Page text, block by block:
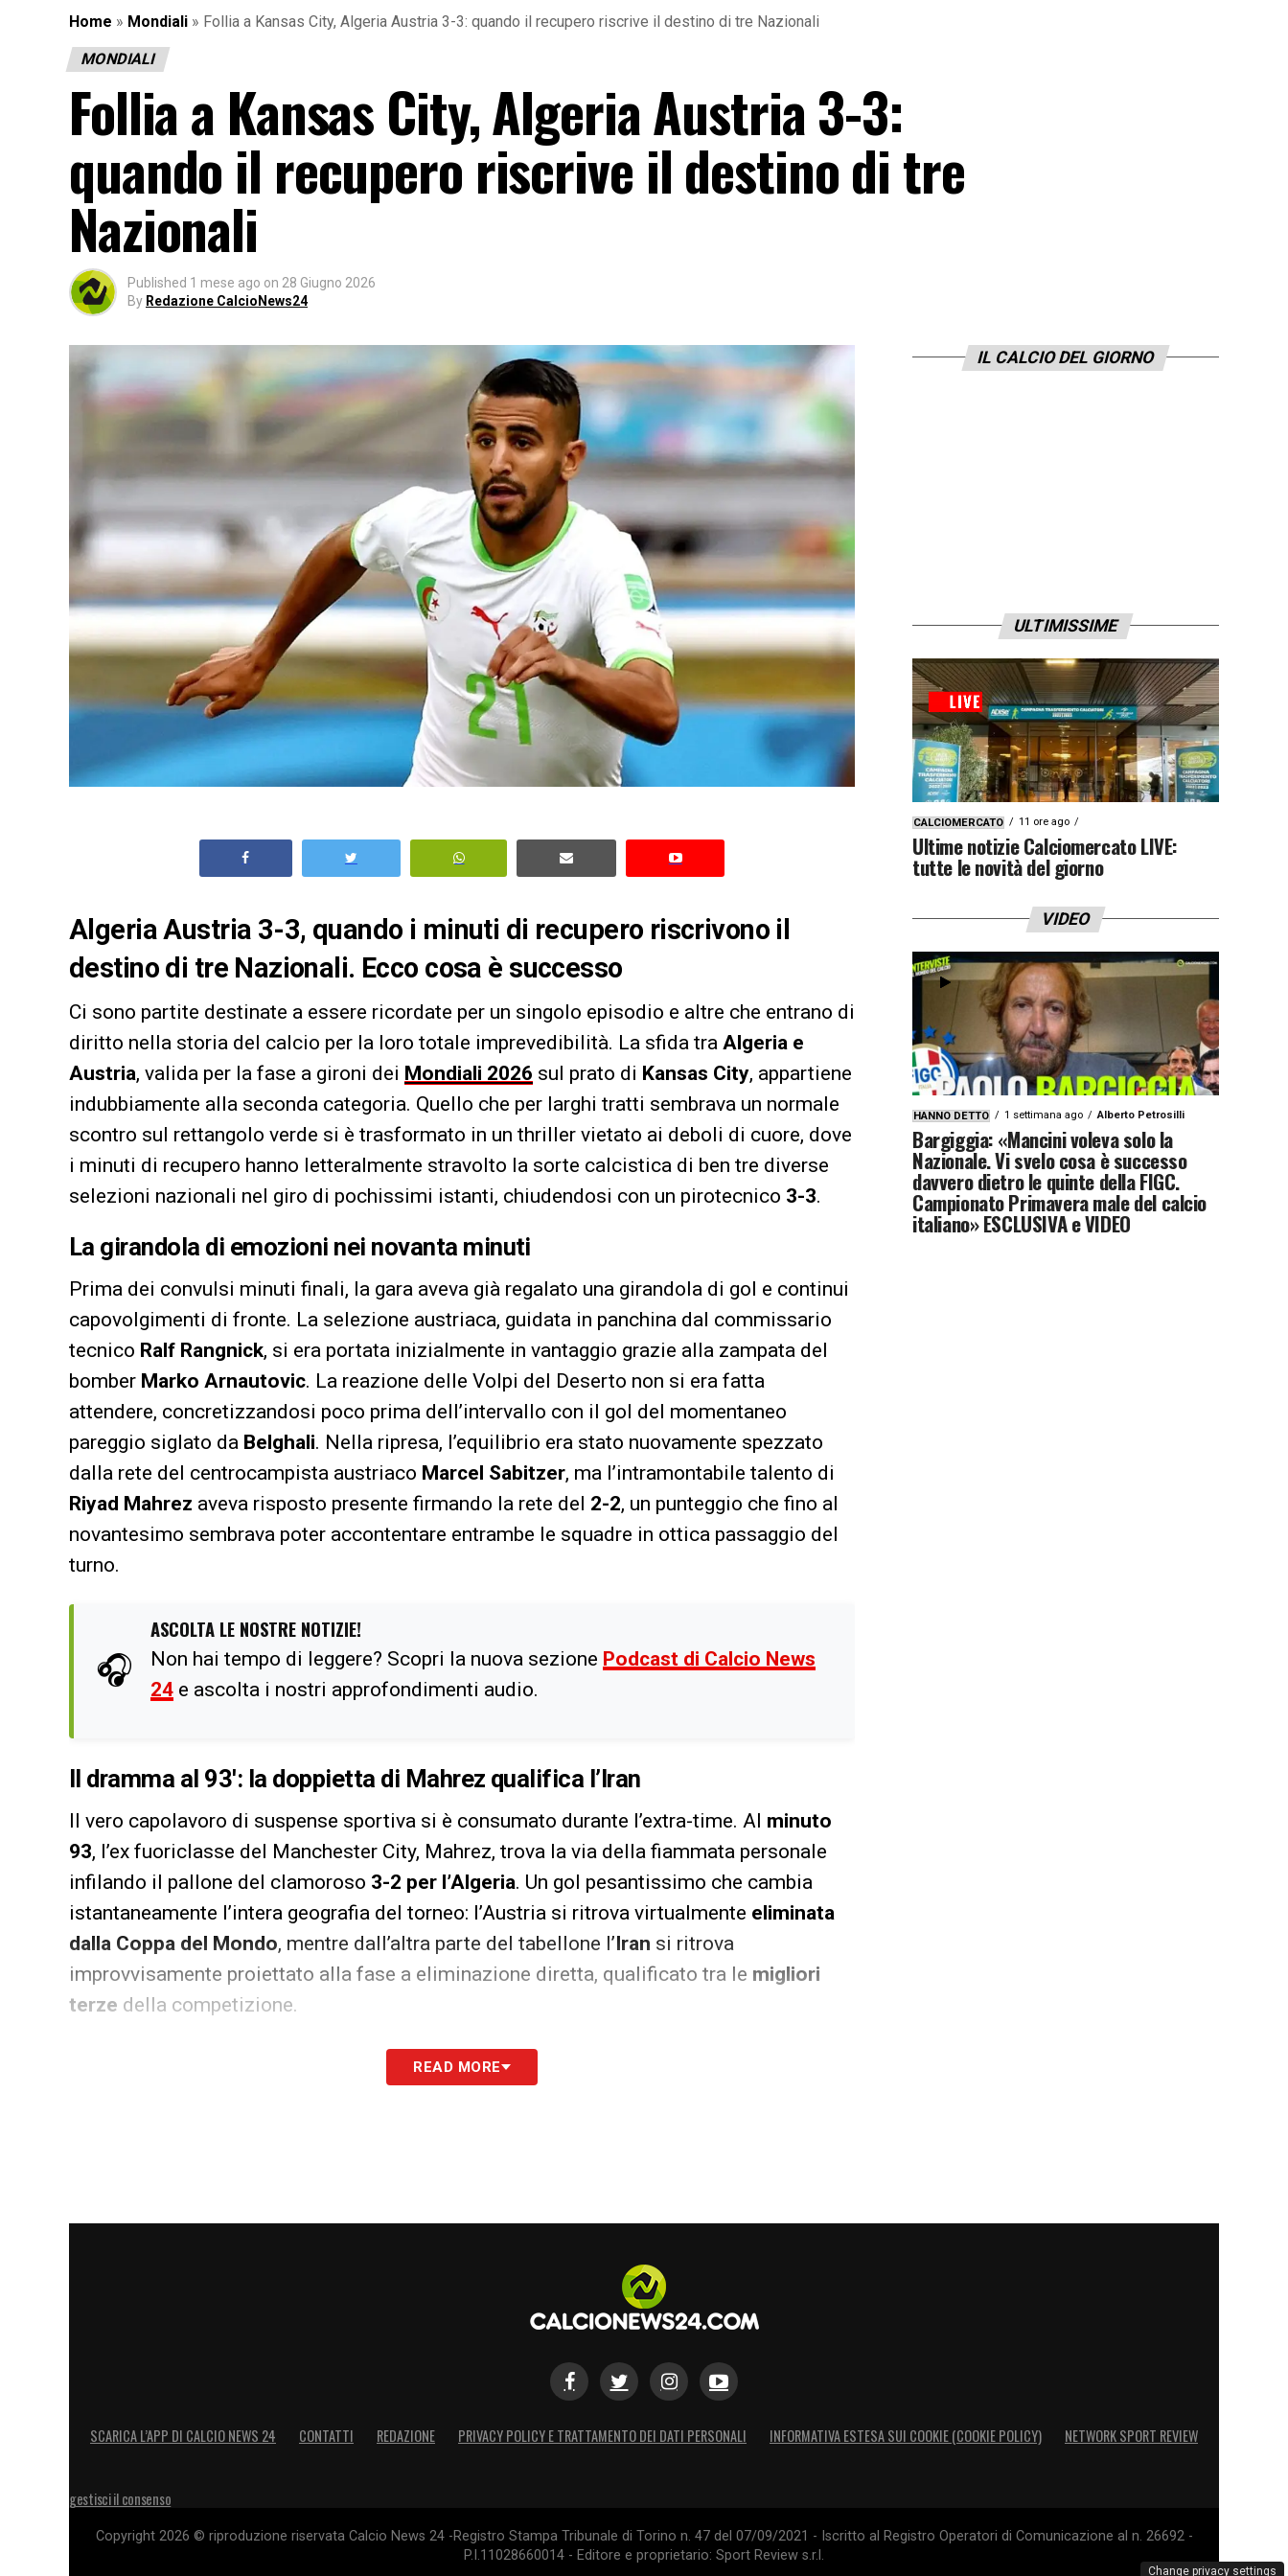
Home » Mondiali » Follia a Kansas City, Algeria Austria 3-3: quando il recupero riscrive il destino di tre Nazionali
MONDIALI
Follia a Kansas City, Algeria Austria 3-3:
quando il recupero riscrive il destino di tre
Nazionali
Published 1 mese ago on 28 Giugno 2026
By Redazione CalcioNews24
Algeria Austria 3-3, quando i minuti di recupero riscrivono il
destino di tre Nazionali. Ecco cosa è successo
Ci sono partite destinate a essere ricordate per un singolo episodio e altre che entrano di
diritto nella storia del calcio per la loro totale imprevedibilità. La sfida tra Algeria e
Austria, valida per la fase a gironi dei Mondiali 2026 sul prato di Kansas City, appartiene
indubbiamente alla seconda categoria. Quello che per larghi tratti sembrava un normale
scontro sul rettangolo verde si è trasformato in un thriller vietato ai deboli di cuore, dove
i minuti di recupero hanno letteralmente stravolto la sorte calcistica di ben tre diverse
selezioni nazionali nel giro di pochissimi istanti, chiudendosi con un pirotecnico 3-3.
La girandola di emozioni nei novanta minuti
Prima dei convulsi minuti finali, la gara aveva già regalato una girandola di gol e continui
capovolgimenti di fronte. La selezione austriaca, guidata in panchina dal commissario
tecnico Ralf Rangnick, si era portata inizialmente in vantaggio grazie alla zampata del
bomber Marko Arnautovic. La reazione delle Volpi del Deserto non si era fatta
attendere, concretizzandosi poco prima dell’intervallo con il gol del momentaneo
pareggio siglato da Belghali. Nella ripresa, l’equilibrio era stato nuovamente spezzato
dalla rete del centrocampista austriaco Marcel Sabitzer, ma l’intramontabile talento di
Riyad Mahrez aveva risposto presente firmando la rete del 2-2, un punteggio che fino al
novantesimo sembrava poter accontentare entrambe le squadre in ottica passaggio del
turno.
🎧
ASCOLTA LE NOSTRE NOTIZIE!
Non hai tempo di leggere? Scopri la nuova sezione Podcast di Calcio News
24 e ascolta i nostri approfondimenti audio.
Il dramma al 93′: la doppietta di Mahrez qualifica l’Iran
Il vero capolavoro di suspense sportiva si è consumato durante l’extra-time. Al minuto
93, l’ex fuoriclasse del Manchester City, Mahrez, trova la via della fiammata personale
infilando il pallone del clamoroso 3-2 per l’Algeria. Un gol pesantissimo che cambia
istantaneamente l’intera geografia del torneo: l’Austria si ritrova virtualmente eliminata
dalla Coppa del Mondo, mentre dall’altra parte del tabellone l’Iran si ritrova
improvvisamente proiettato alla fase a eliminazione diretta, qualificato tra le migliori
terze della competizione.
Il miracolo di Kalajdzic al 96′: gioia Austria, beffa per gli iraniani
qualificazione ai sedicesimi di finale, l’Algeria conserva il pass per il turno successivo e
euforia virtuale. Un finale incredibile per un Mondiale che non smette di stupire.
READ MORE
IL CALCIO DEL GIORNO
ULTIMISSIME
CALCIOMERCATO 11 ore ago
Ultime notizie Calciomercato LIVE:
tutte le novità del giorno
VIDEO
HANNO DETTO 1 settimana ago Alberto Petrosilli
Bargiggia: «Mancini voleva solo la
Nazionale. Vi svelo cosa è successo
davvero dietro le quinte della FIGC.
Campionato Primavera male del calcio
italiano» ESCLUSIVA e VIDEO
SCARICA L’APP DI CALCIO NEWS 24 CONTATTI REDAZIONE PRIVACY POLICY E TRATTAMENTO DEI DATI PERSONALI INFORMATIVA ESTESA SUI COOKIE (COOKIE POLICY) NETWORK SPORT REVIEW
gestisci il consenso
Copyright 2026 © riproduzione riservata Calcio News 24 -Registro Stampa Tribunale di Torino n. 47 del 07/09/2021 - Iscritto al Registro Operatori di Comunicazione al n. 26692 -
P.I.11028660014 - Editore e proprietario: Sport Review s.r.l.
Change privacy settings